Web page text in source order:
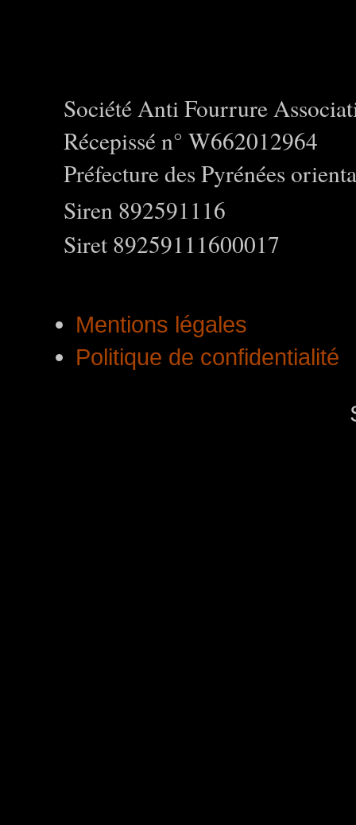
Société Anti Fourrure
Récepissé n° W662012964
Préfecture des Pyrénées
Siren 892591116
Siret 89259111600017
Mentions légales
Politique de confidentialité